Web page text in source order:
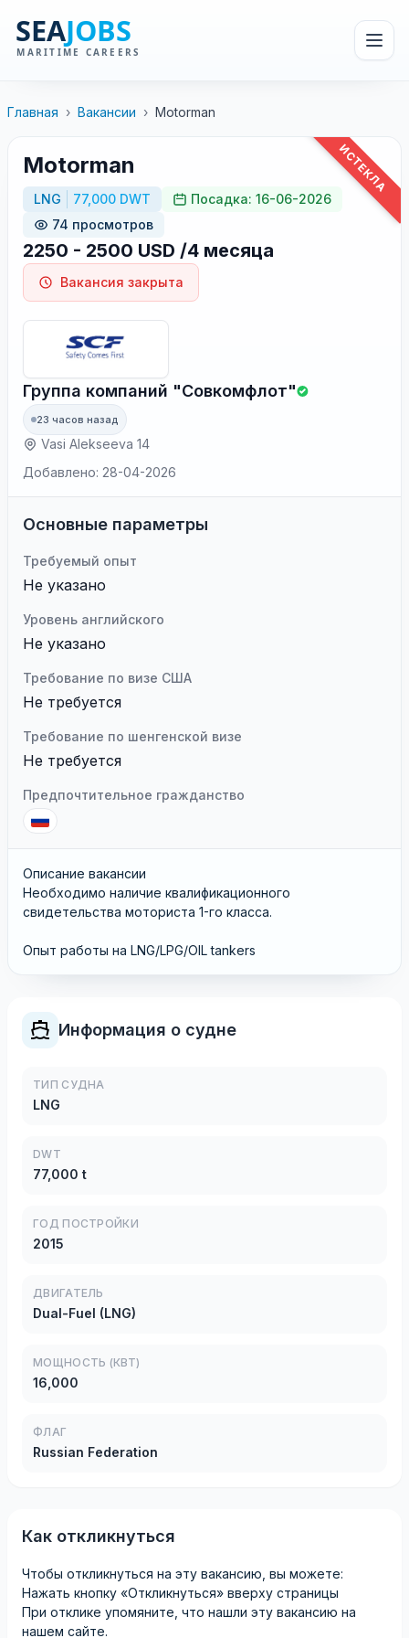
Главная › Вакансии › Motorman
ИСТЕКЛА
Motorman
LNG 77,000 DWT
Посадка: 16-06-2026
74 просмотров
2250 - 2500 USD /4 месяца
Вакансия закрыта
Группа компаний "Совкомфлот"
23 часов назад
Vasi Alekseeva 14
Добавлено: 28-04-2026
Основные параметры
Требуемый опыт
Не указано
Уровень английского
Не указано
Требование по визе США
Не требуется
Требование по шенгенской визе
Не требуется
Предпочтительное гражданство
Описание вакансии
Необходимо наличие квалификационного
свидетельства моториста 1-го класса.
Опыт работы на LNG/LPG/OIL tankers
Информация о судне
ТИП СУДНА
LNG
DWT
77,000 t
ГОД ПОСТРОЙКИ
2015
ДВИГАТЕЛЬ
Dual-Fuel (LNG)
МОЩНОСТЬ (КВТ)
16,000
ФЛАГ
Russian Federation
Как откликнуться
Чтобы откликнуться на эту вакансию, вы можете:
Нажать кнопку «Откликнуться» вверху страницы
При отклике упомяните, что нашли эту вакансию на
нашем сайте.